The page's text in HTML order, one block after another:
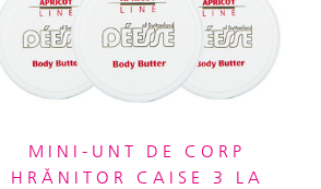
MINI-UNT DE CORP
HRĂNITOR CAISE 3 LA